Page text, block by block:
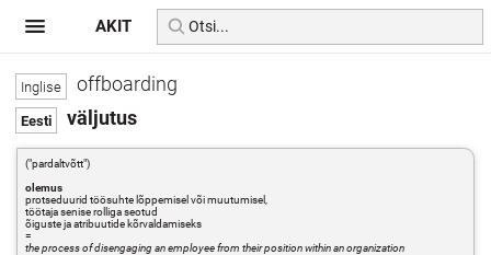
offboarding
väljutus
("pardaltvõtt")
olemus
protseduurid töösuhte lõppemisel või muutumisel,
töötaja senise rolliga seotud
õiguste ja atribuutide kõrvaldamiseks
=
the process of disengaging an employee from their position within an organization
AKIT